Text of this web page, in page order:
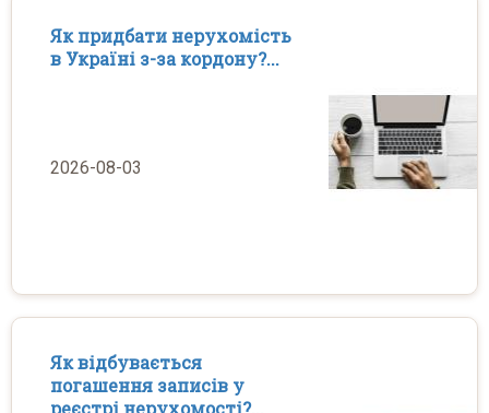
Як придбати нерухомість
в Україні з-за кордону?...
2026-08-03
Як відбувається
погашення записів у
реєстрі нерухомості?...